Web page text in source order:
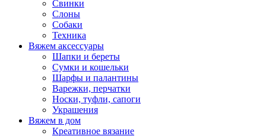
Свинки
Слоны
Собаки
Техника
Вяжем аксессуары
Шапки и береты
Сумки и кошельки
Шарфы и палантины
Варежки, перчатки
Носки, туфли, сапоги
Украшения
Вяжем в дом
Креативное вязание